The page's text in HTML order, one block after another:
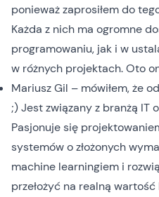
ponieważ zaprosiłem do
Każda z nich ma ogromne
programowaniu, jak i w
w różnych projektach. Oto
Mariusz Gil – mówiłem, że
;) Jest związany z branżą IT
Pasjonuje się
systemów o złożonych
machine learningiem i
przełożyć na realną